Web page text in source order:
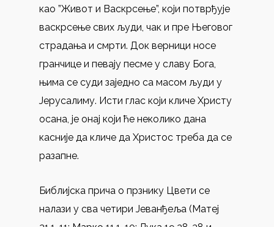
као ”Живот и Васкрсење”, који потврђује
васкрсење свих људи, чак и пре Његовог
страдања и смрти. Док верници носе
гранчице и певају песме у славу Бога,
њима се суди заједно са масом људи у
Јерусалиму. Исти глас који кличе Христу
осана, је онај који ће неколико дана
касније да кличе да Христос треба да се
разапне.
Библијска прича о прзнику Цвети се
налази у сва четири Јеванђеља (Матеј